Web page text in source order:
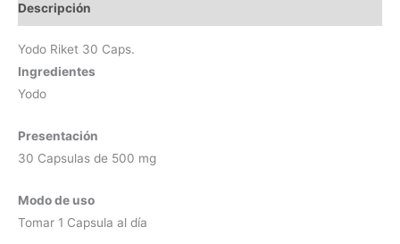
Descripción
Yodo Riket 30 Caps.
Ingredientes
Yodo
Presentación
30 Capsulas de 500 mg
Modo de uso
Tomar 1 Capsula al día